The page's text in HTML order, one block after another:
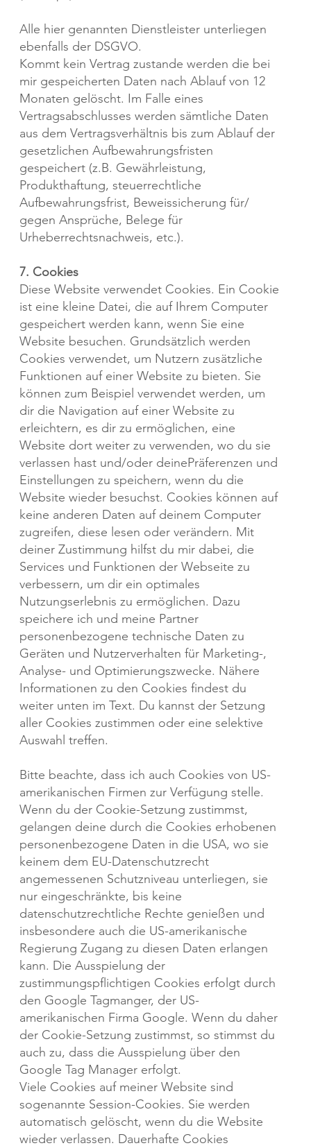
Alle hier genannten Dienstleister unterliegen
ebenfalls der DSGVO.
Kommt kein Vertrag zustande werden die bei
mir gespeicherten Daten nach Ablauf von 12
Monaten gelöscht. Im Falle eines
Vertragsabschlusses werden sämtliche Daten
aus dem Vertragsverhältnis bis zum Ablauf der
gesetzlichen Aufbewahrungsfristen
gespeichert (z.B. Gewährleistung,
Produkthaftung, steuerrechtliche
Aufbewahrungsfrist, Beweissicherung für/
gegen Ansprüche, Belege für
Urheberrechtsnachweis, etc.).
7. Cookies
Diese Website verwendet Cookies. Ein Cookie
ist eine kleine Datei, die auf Ihrem Computer
gespeichert werden kann, wenn Sie eine
Website besuchen. Grundsätzlich werden
Cookies verwendet, um Nutzern zusätzliche
Funktionen auf einer Website zu bieten. Sie
können zum Beispiel verwendet werden, um
dir die Navigation auf einer Website zu
erleichtern, es dir zu ermöglichen, eine
Website dort weiter zu verwenden, wo du sie
verlassen hast und/oder deinePräferenzen und
Einstellungen zu speichern, wenn du die
Website wieder besuchst. Cookies können auf
keine anderen Daten auf deinem Computer
zugreifen, diese lesen oder verändern. Mit
deiner Zustimmung hilfst du mir dabei, die
Services und Funktionen der Webseite zu
verbessern, um dir ein optimales
Nutzungserlebnis zu ermöglichen. Dazu
speichere ich und meine Partner
personenbezogene technische Daten zu
Geräten und Nutzerverhalten für Marketing-,
Analyse- und Optimierungszwecke. Nähere
Informationen zu den Cookies findest du
weiter unten im Text. Du kannst der Setzung
aller Cookies zustimmen oder eine selektive
Auswahl treffen.
Bitte beachte, dass ich auch Cookies von US-
amerikanischen Firmen zur Verfügung stelle.
Wenn du der Cookie-Setzung zustimmst,
gelangen deine durch die Cookies erhobenen
personenbezogene Daten in die USA, wo sie
keinem dem EU-Datenschutzrecht
angemessenen Schutzniveau unterliegen, sie
nur eingeschränkte, bis keine
datenschutzrechtliche Rechte genießen und
insbesondere auch die US-amerikanische
Regierung Zugang zu diesen Daten erlangen
kann. Die Ausspielung der
zustimmungspflichtigen Cookies erfolgt durch
den Google Tagmanger, der US-
amerikanischen Firma Google. Wenn du daher
der Cookie-Setzung zustimmst, so stimmst du
auch zu, dass die Ausspielung über den
Google Tag Manager erfolgt.​​
Viele Cookies auf meiner Website sind
sogenannte Session-Cookies. Sie werden
automatisch gelöscht, wenn du die Website
wieder verlassen. Dauerhafte Cookies